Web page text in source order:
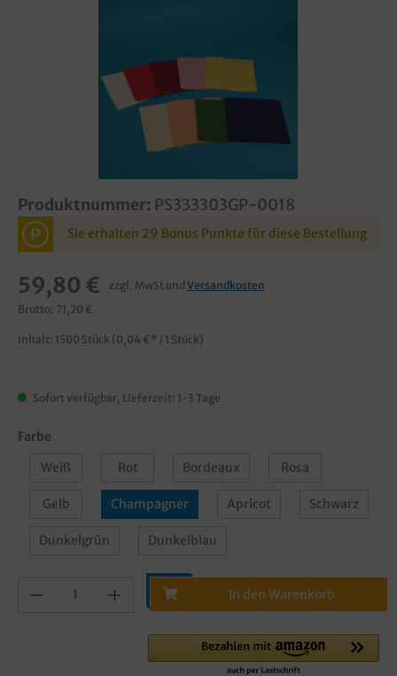
Produktnummer: PS333303GP-0018
P Sie erhalten 29 Bonus Punkte für diese Bestellung
59,80 € zzgl. MwSt und Versandkosten
Brutto: 71,20 €
Inhalt: 1500 Stück (0,04 €* / 1 Stück)
Sofort verfügbar, Lieferzeit: 1-3 Tage
Farbe
Weiß
Rot Bordeaux Rosa
Gelb Champagner Apricot Schwarz
Dunkelgrün Dunkelblau
In den Warenkorb